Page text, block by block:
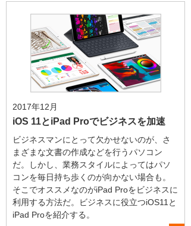
2017年12月
iOS 11とiPad Proでビジネスを加速
ビジネスマンにとって欠かせないのが、さ
まざまな文書の作成などを行うパソコン
だ。しかし、業務スタイルによってはパソ
コンを毎日持ち歩くのが向かない場合も。
そこでオススメなのがiPad Proをビジネスに
利用する方法だ。ビジネスに役立つiOS11と
iPad Proを紹介する。